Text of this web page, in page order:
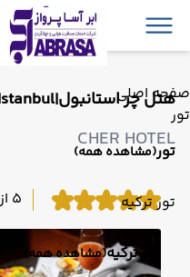
صفحه اصلی
تور
تور(مشاهده همه)
تور ترکیه
تور ترکیه(مشاهده همه)
هتل چر استانبول|CHER HOTEL Istanbul
CHER HOTEL
5 از 5